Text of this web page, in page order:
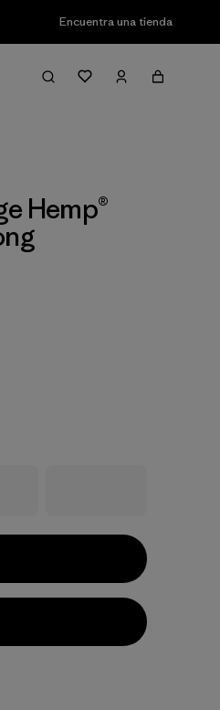
Encuentra una tienda
Hemp®